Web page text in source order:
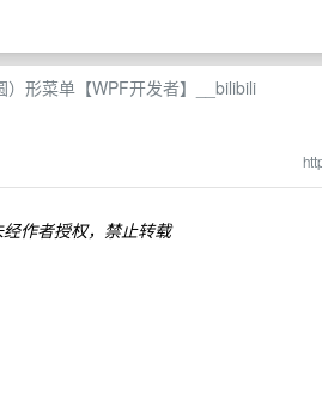
）形菜单【WPF开发者】__bilibili
作者授权，禁止转载